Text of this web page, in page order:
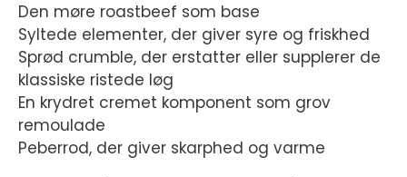
Den møre roastbeef som base
Syltede elementer, der giver syre og friskhed
Sprød crumble, der erstatter eller supplerer de
klassiske ristede løg
En krydret cremet komponent som grov
remoulade
Peberrod, der giver skarphed og varme